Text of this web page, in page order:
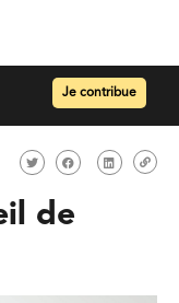
Je contribue
de